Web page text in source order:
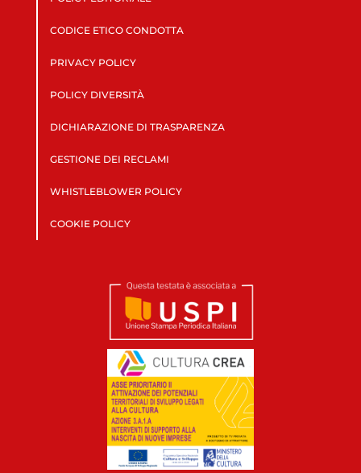
CODICE ETICO CONDOTTA
PRIVACY POLICY
POLICY DIVERSITÀ
DICHIARAZIONE DI TRASPARENZA
GESTIONE DEI RECLAMI
WHISTLEBLOWER POLICY
COOKIE POLICY